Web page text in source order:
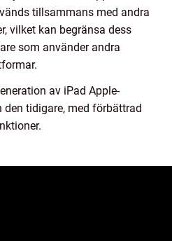
tillsammans med andra
vilket kan begränsa dess
som använder andra
av iPad Apple-
tidigare, med förbättrad